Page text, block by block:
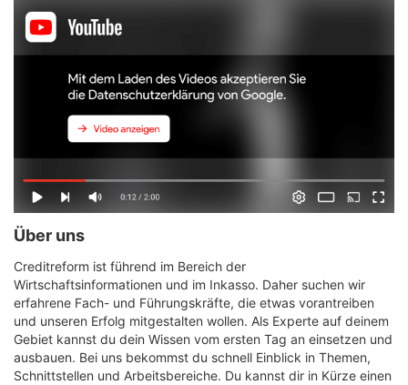
Über uns
Creditreform ist führend im Bereich der
Wirtschaftsinformationen und im Inkasso. Daher suchen wir
erfahrene Fach- und Führungskräfte, die etwas vorantreiben
und unseren Erfolg mitgestalten wollen. Als Experte auf deinem
Gebiet kannst du dein Wissen vom ersten Tag an einsetzen und
ausbauen. Bei uns bekommst du schnell Einblick in Themen,
Schnittstellen und Arbeitsbereiche. Du kannst dir in Kürze einen